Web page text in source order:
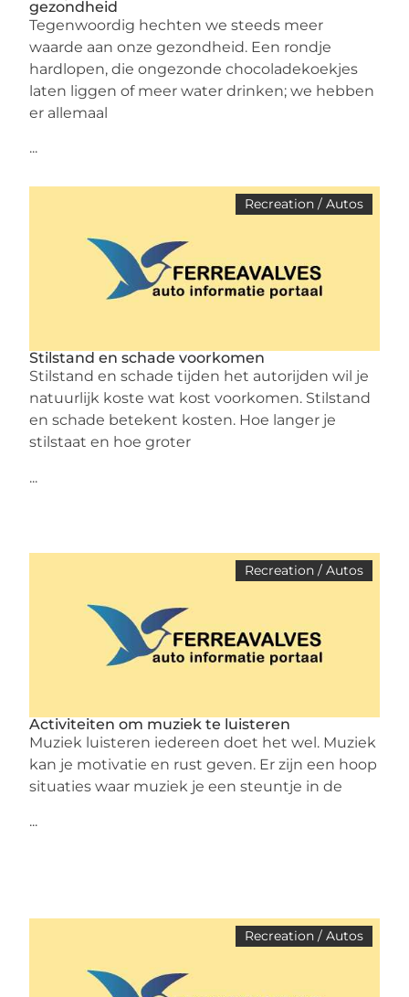
gezondheid
Tegenwoordig hechten we steeds meer
waarde aan onze gezondheid. Een rondje
hardlopen, die ongezonde chocoladekoekjes
laten liggen of meer water drinken; we hebben
er allemaal
...
Recreation / Autos
Stilstand en schade voorkomen
Stilstand en schade tijden het autorijden wil je
natuurlijk koste wat kost voorkomen. Stilstand
en schade betekent kosten. Hoe langer je
stilstaat en hoe groter
...
Recreation / Autos
Activiteiten om muziek te luisteren
Muziek luisteren iedereen doet het wel. Muziek
kan je motivatie en rust geven. Er zijn een hoop
situaties waar muziek je een steuntje in de
...
Recreation / Autos